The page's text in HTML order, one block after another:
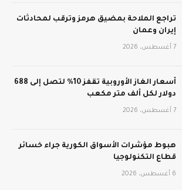
تراجع الملاحة بمضيق هرمز وترقب لمحادثات
إيران وعمان
7 أغسطس، 2026
أسعار الغاز الأوروبية تقفز 10% لتصل إلى 688
دولار لكل ألف متر مكعب
7 أغسطس، 2026
هبوط مؤشرات الأسواق الكورية جراء خسائر
قطاع التكنولوجيا
6 أغسطس، 2026